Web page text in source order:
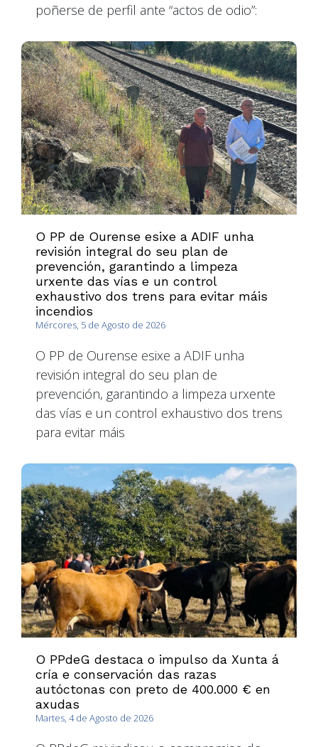
poñerse de perfil ante “actos de odio”:
O PP de Ourense esixe a ADIF unha
revisión integral do seu plan de
prevención, garantindo a limpeza
urxente das vías e un control
exhaustivo dos trens para evitar máis
incendios
Mércores, 5 de Agosto de 2026
O PP de Ourense esixe a ADIF unha
revisión integral do seu plan de
prevención, garantindo a limpeza urxente
das vías e un control exhaustivo dos trens
para evitar máis
O PPdeG destaca o impulso da Xunta á
cría e conservación das razas
autóctonas con preto de 400.000 € en
axudas
Martes, 4 de Agosto de 2026